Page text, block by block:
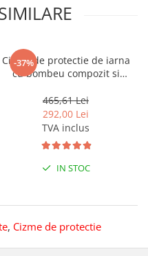
-37%
Cizme de protectie de iarna
cu bombeu compozit si
metalica, TIBIA S3 CI SRC
465,61 Lei
292,00 Lei
TVA inclus
IN STOC
, Cizme de protectie